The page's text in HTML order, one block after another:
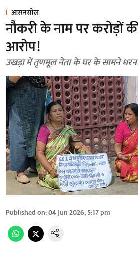
आसनसोल
नौकरी के नाम पर करोड़ों
आरोप!
उखड़ा में तृणमूल नेता के घर के सामने
Published on:04 Jun 2026, 5:17 pm